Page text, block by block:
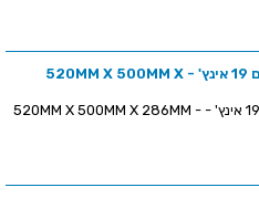
מארז אלומיניום 19 אינץ' - 520MM X 500MM X
מארז אלומיניום 19 אינץ' - 520MM X 500MM X 286MM -